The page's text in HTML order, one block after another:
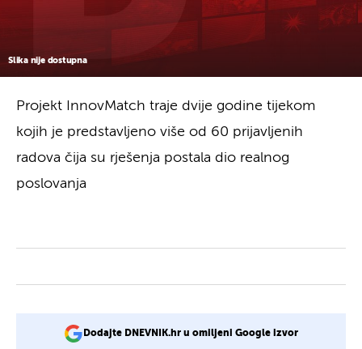
Slika nije dostupna
Projekt InnovMatch traje dvije godine tijekom
kojih je predstavljeno više od 60 prijavljenih
radova čija su rješenja postala dio realnog
poslovanja
Dodajte DNEVNIK.hr u omiljeni Google izvor